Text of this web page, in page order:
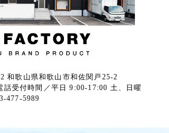
和歌山県和歌山市和佐関戸25-2
話受付時間／平日 9:00-17:00 土、日曜
477-5989